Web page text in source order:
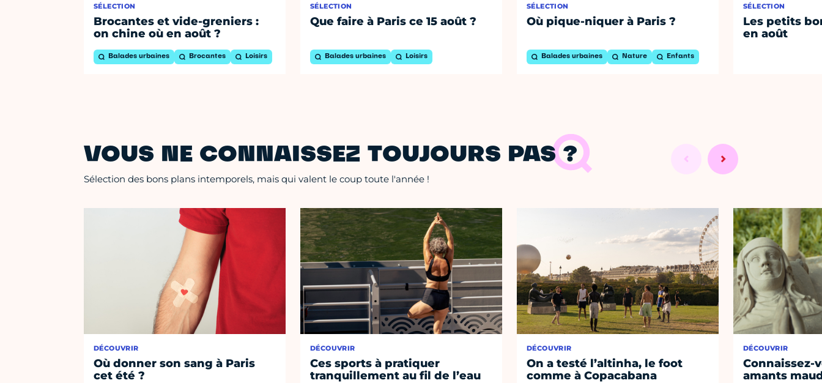
SÉLECTION
Brocantes et vide-greniers :
on chine où en août ?
Balades urbaines Brocantes Loisirs
SÉLECTION
Que faire à Paris ce 15 août ?
Balades urbaines Loisirs
SÉLECTION
Où pique-niquer à Paris ?
Balades urbaines Nature Enfants
SÉLECTION
Les petits
en août
VOUS NE CONNAISSEZ TOUJOURS PAS ?
Sélection des bons plans intemporels, mais qui valent le coup toute l'année !
DÉCOUVRIR
Où donner son sang à Paris
cet été ?
DÉCOUVRIR
Ces sports à pratiquer
tranquillement au fil de l’eau
DÉCOUVRIR
On a testé l’altinha, le foot
comme à Copacabana
DÉCOUVRIR
Connaissez-
amants